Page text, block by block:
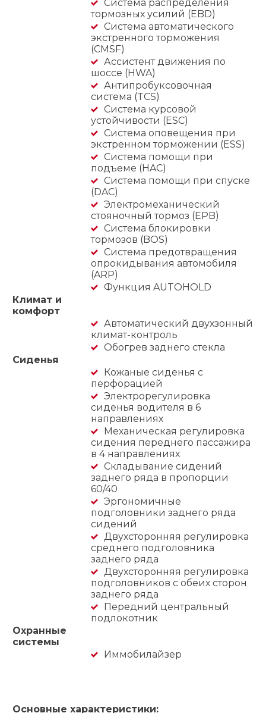
Система распределения
тормозных усилий (EBD)
Система автоматического
экстренного торможения
(CMSF)
Ассистент движения по
шоссе (HWA)
Антипробуксовочная
система (TCS)
Система курсовой
устойчивости (ESC)
Система оповещения при
экстренном торможении (ESS)
Система помощи при
подъеме (HAC)
Система помощи при спуске
(DAC)
Электромеханический
стояночный тормоз (EPB)
Система блокировки
тормозов (BOS)
Система предотвращения
опрокидывания автомобиля
(ARP)
Функция AUTOHOLD
Климат и
комфорт
Автоматический двухзонный
климат-контроль
Обогрев заднего стекла
Сиденья
Кожаные сиденья с
перфорацией
Электрорегулировка
сиденья водителя в 6
направлениях
Механическая регулировка
сидения переднего пассажира
в 4 направлениях
Складывание сидений
заднего ряда в пропорции
60/40
Эргономичные
подголовники заднего ряда
сидений
Двухсторонняя регулировка
среднего подголовника
заднего ряда
Двухсторонняя регулировка
подголовников с обеих сторон
заднего ряда
Передний центральный
подлокотник
Охранные
системы
Иммобилайзер
Основные характеристики: